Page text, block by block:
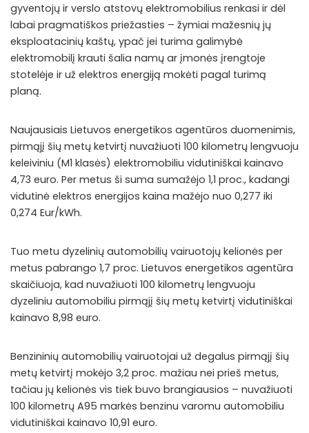
gyventojų ir verslo atstovų elektromobilius renkasi ir dėl
labai pragmatiškos priežasties – žymiai mažesnių jų
eksploatacinių kaštų, ypač jei turima galimybė
elektromobilį krauti šalia namų ar įmonės įrengtoje
stotelėje ir už elektros energiją mokėti pagal turimą
planą.
Naujausiais Lietuvos energetikos agentūros duomenimis,
pirmąjį šių metų ketvirtį nuvažiuoti 100 kilometrų lengvuoju
keleiviniu (M1 klasės) elektromobiliu vidutiniškai kainavo
4,73 euro. Per metus ši suma sumažėjo 1,1 proc., kadangi
vidutinė elektros energijos kaina mažėjo nuo 0,277 iki
0,274 Eur/kWh.
Tuo metu dyzelinių automobilių vairuotojų kelionės per
metus pabrango 1,7 proc. Lietuvos energetikos agentūra
skaičiuoja, kad nuvažiuoti 100 kilometrų lengvuoju
dyzeliniu automobiliu pirmąjį šių metų ketvirtį vidutiniškai
kainavo 8,98 euro.
Benzininių automobilių vairuotojai už degalus pirmąjį šių
metų ketvirtį mokėjo 3,2 proc. mažiau nei prieš metus,
tačiau jų kelionės vis tiek buvo brangiausios – nuvažiuoti
100 kilometrų A95 markės benzinu varomu automobiliu
vidutiniškai kainavo 10,91 euro.